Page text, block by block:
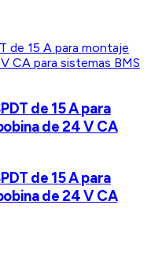
de 15 A para
de 24 V CA
de 15 A para
de 24 V CA